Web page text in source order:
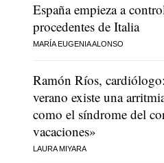
España empieza a
procedentes de Italia
MARÍA EUGENIA ALONSO
Ramón Ríos,
verano existe una
como el síndrome del
vacaciones»
LAURA MIYARA